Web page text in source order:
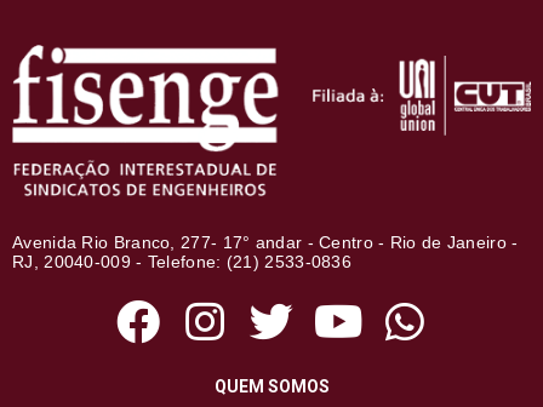
Avenida Rio Branco, 277- 17° andar - Centro - Rio de Janeiro -
RJ, 20040-009 - Telefone: (21) 2533-0836
QUEM SOMOS